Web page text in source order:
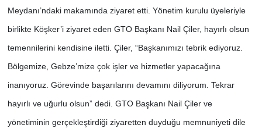
Meydanı’ndaki makamında ziyaret etti. Yönetim kurulu üyeleriyle
birlikte Köşker’i ziyaret eden GTO Başkanı Nail Çiler, hayırlı olsun
temennilerini kendisine iletti. Çiler, “Başkanımızı tebrik ediyoruz.
Bölgemize, Gebze’mize çok işler ve hizmetler yapacağına
inanıyoruz. Görevinde başarılarını devamını diliyorum. Tekrar
hayırlı ve uğurlu olsun” dedi. GTO Başkanı Nail Çiler ve
yönetiminin gerçekleştirdiği ziyaretten duyduğu memnuniyeti dile